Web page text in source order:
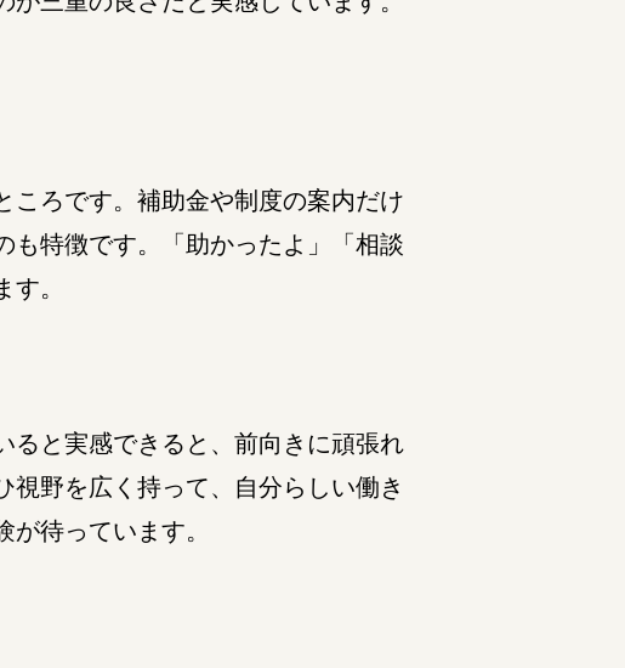
ろです。補助金や制度の案内だけ
も特徴です。「助かったよ」「相談
。
と実感できると、前向きに頑張れ
視野を広く持って、自分らしい働き
待っています。